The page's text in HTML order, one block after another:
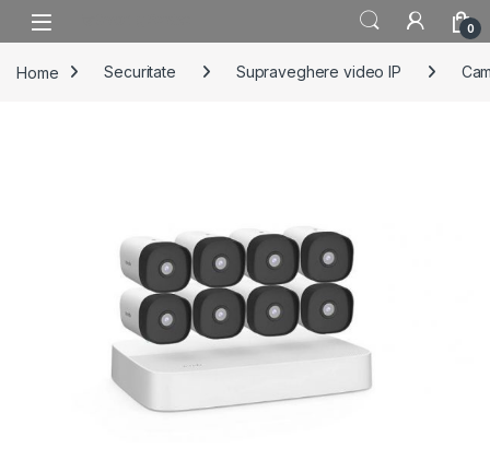
Skip to navigation
Skip to content
0
Home Securitate Supraveghere video IP